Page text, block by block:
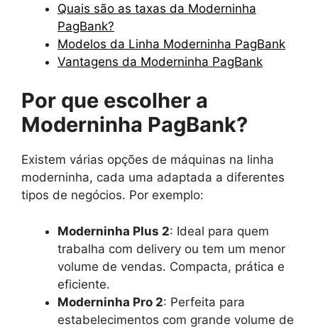
Quais são as taxas da Moderninha
PagBank?
Modelos da Linha Moderninha PagBank
Vantagens da Moderninha PagBank
Por que escolher a
Moderninha PagBank?
Existem várias opções de máquinas na linha
moderninha, cada uma adaptada a diferentes
tipos de negócios. Por exemplo:
Moderninha Plus 2: Ideal para quem
trabalha com delivery ou tem um menor
volume de vendas. Compacta, prática e
eficiente.
Moderninha Pro 2: Perfeita para
estabelecimentos com grande volume de